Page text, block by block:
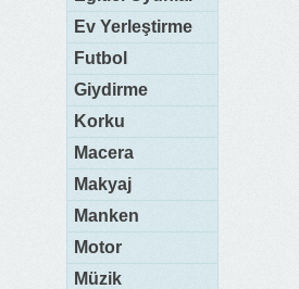
Ev Yerleştirme
Futbol
Giydirme
Korku
Macera
Makyaj
Manken
Motor
Müzik